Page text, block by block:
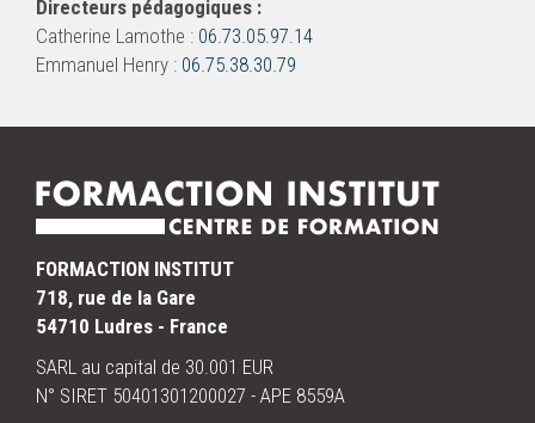
Directeurs pédagogiques :
Catherine Lamothe : 06.73.05.97.14
Emmanuel Henry : 06.75.38.30.79
FORMACTION INSTITUT
718, rue de la Gare
54710 Ludres - France
SARL au capital de 30.001 EUR
N° SIRET 50401301200027 - APE 8559A